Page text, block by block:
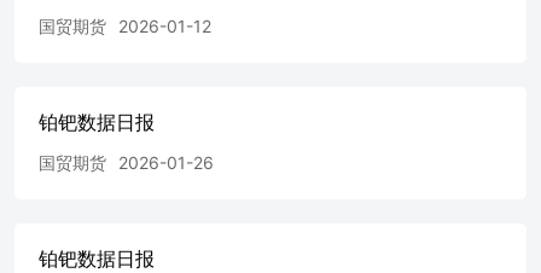
国贸期货 2026-01-12
铂钯数据日报
国贸期货 2026-01-26
铂钯数据日报